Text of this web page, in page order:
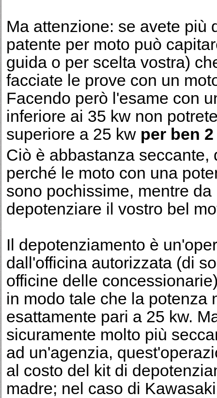
Ma attenzione: se avete più
patente per moto può
guida o per scelta vostra)
facciate le prove con un
Facendo però l'esame con
inferiore ai 35 kw non
superiore a 25 kw per ben
Ciò è abbastanza seccante,
perché le moto con una
sono pochissime, mentre
depotenziare il vostro bel
Il depotenziamento è
dall'officina autorizzata (di
officine delle
in modo tale che la potenza
esattamente pari a 25 kw.
sicuramente molto più
ad un'agenzia,
al costo del kit di
madre; nel caso di